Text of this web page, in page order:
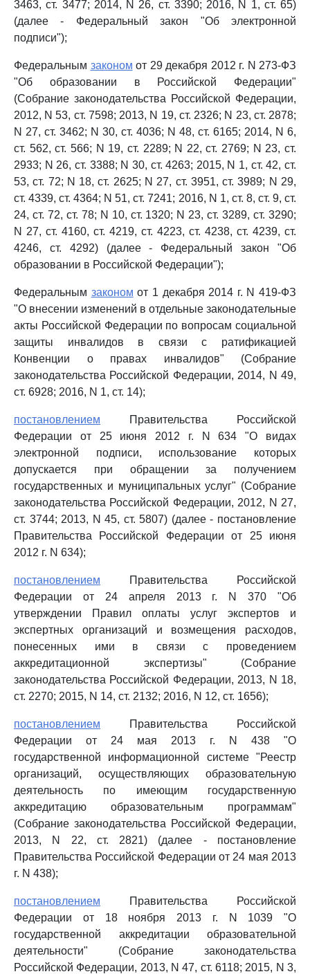
3463, ст. 3477; 2014, N 26, ст. 3390; 2016, N 1, ст. 65)
(далее - Федеральный закон "Об электронной
подписи");
Федеральным законом от 29 декабря 2012 г. N 273-ФЗ
"Об образовании в Российской Федерации"
(Собрание законодательства Российской Федерации,
2012, N 53, ст. 7598; 2013, N 19, ст. 2326; N 23, ст. 2878;
N 27, ст. 3462; N 30, ст. 4036; N 48, ст. 6165; 2014, N 6,
ст. 562, ст. 566; N 19, ст. 2289; N 22, ст. 2769; N 23, ст.
2933; N 26, ст. 3388; N 30, ст. 4263; 2015, N 1, ст. 42, ст.
53, ст. 72; N 18, ст. 2625; N 27, ст. 3951, ст. 3989; N 29,
ст. 4339, ст. 4364; N 51, ст. 7241; 2016, N 1, ст. 8, ст. 9, ст.
24, ст. 72, ст. 78; N 10, ст. 1320; N 23, ст. 3289, ст. 3290;
N 27, ст. 4160, ст. 4219, ст. 4223, ст. 4238, ст. 4239, ст.
4246, ст. 4292) (далее - Федеральный закон "Об
образовании в Российской Федерации");
Федеральным законом от 1 декабря 2014 г. N 419-ФЗ
"О внесении изменений в отдельные законодательные
акты Российской Федерации по вопросам социальной
защиты инвалидов в связи с ратификацией
Конвенции о правах инвалидов" (Собрание
законодательства Российской Федерации, 2014, N 49,
ст. 6928; 2016, N 1, ст. 14);
постановлением Правительства Российской
Федерации от 25 июня 2012 г. N 634 "О видах
электронной подписи, использование которых
допускается при обращении за получением
государственных и муниципальных услуг" (Собрание
законодательства Российской Федерации, 2012, N 27,
ст. 3744; 2013, N 45, ст. 5807) (далее - постановление
Правительства Российской Федерации от 25 июня
2012 г. N 634);
постановлением Правительства Российской
Федерации от 24 апреля 2013 г. N 370 "Об
утверждении Правил оплаты услуг экспертов и
экспертных организаций и возмещения расходов,
понесенных ими в связи с проведением
аккредитационной экспертизы" (Собрание
законодательства Российской Федерации, 2013, N 18,
ст. 2270; 2015, N 14, ст. 2132; 2016, N 12, ст. 1656);
постановлением Правительства Российской
Федерации от 24 мая 2013 г. N 438 "О
государственной информационной системе "Реестр
организаций, осуществляющих образовательную
деятельность по имеющим государственную
аккредитацию образовательным программам"
(Собрание законодательства Российской Федерации,
2013, N 22, ст. 2821) (далее - постановление
Правительства Российской Федерации от 24 мая 2013
г. N 438);
постановлением Правительства Российской
Федерации от 18 ноября 2013 г. N 1039 "О
государственной аккредитации образовательной
деятельности" (Собрание законодательства
Российской Федерации, 2013, N 47, ст. 6118; 2015, N 3,